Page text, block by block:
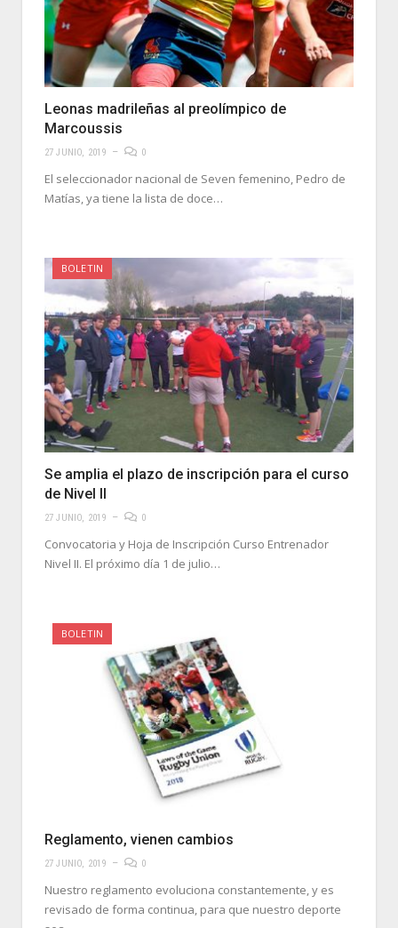
Leonas madrileñas al preolímpico de
Marcoussis
27 JUNIO, 2019 0
El seleccionador nacional de Seven femenino, Pedro de
Matías, ya tiene la lista de doce…
BOLETIN
Se amplia el plazo de inscripción para el curso
de Nivel II
27 JUNIO, 2019 0
Convocatoria y Hoja de Inscripción Curso Entrenador
Nivel II. El próximo día 1 de julio…
BOLETIN
Reglamento, vienen cambios
27 JUNIO, 2019 0
Nuestro reglamento evoluciona constantemente, y es
revisado de forma continua, para que nuestro deporte